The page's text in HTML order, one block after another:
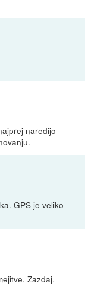
naredijo
GPS je veliko
Zazdaj.